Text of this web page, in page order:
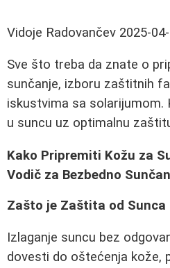
Vidoje Radovančev 2025-
Sve što treba da znate o
sunčanje, izboru zaštitnih
iskustvima sa solarijumom.
u suncu uz optimalnu
Kako Pripremiti Kožu za
Vodič za Bezbedno
Zašto je Zaštita od Sunca
Izlaganje suncu bez
dovesti do oštećenja kože,